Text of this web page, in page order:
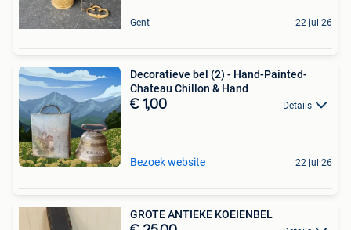
Gent 22 jul 26
Decoratieve bel (2) - Hand-Painted-
Chateau Chillon & Hand
€ 1,00 Details
Bezoek website 22 jul 26
GROTE ANTIEKE KOEIENBEL